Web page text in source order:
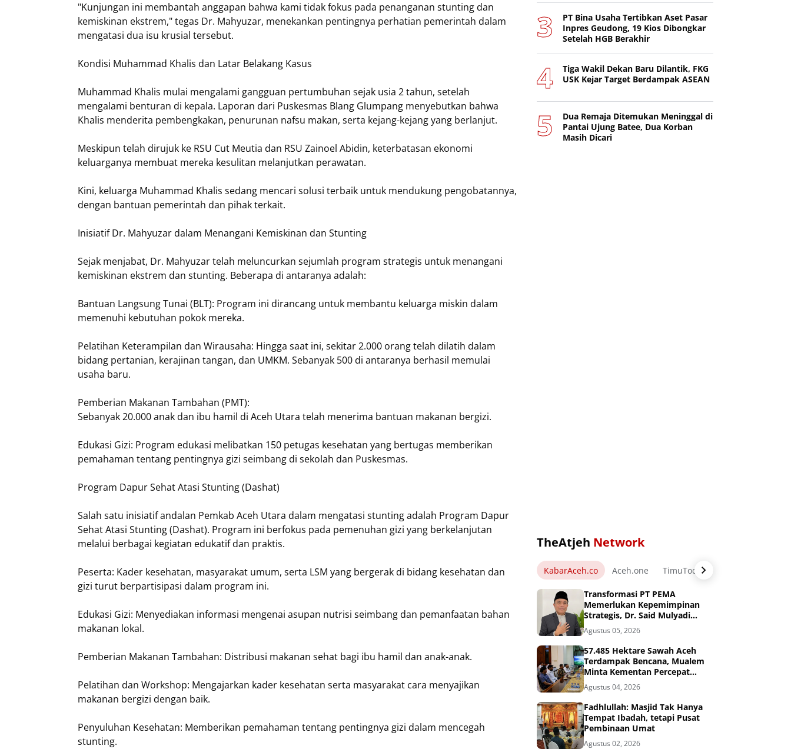
"Kunjungan ini membantah anggapan bahwa kami tidak fokus pada penanganan stunting dan
kemiskinan ekstrem," tegas Dr. Mahyuzar, menekankan pentingnya perhatian pemerintah dalam
mengatasi dua isu krusial tersebut.
Kondisi Muhammad Khalis dan Latar Belakang Kasus
Muhammad Khalis mulai mengalami gangguan pertumbuhan sejak usia 2 tahun, setelah
mengalami benturan di kepala. Laporan dari Puskesmas Blang Glumpang menyebutkan bahwa
Khalis menderita pembengkakan, penurunan nafsu makan, serta kejang-kejang yang berlanjut.
Meskipun telah dirujuk ke RSU Cut Meutia dan RSU Zainoel Abidin, keterbatasan ekonomi
keluarganya membuat mereka kesulitan melanjutkan perawatan.
Kini, keluarga Muhammad Khalis sedang mencari solusi terbaik untuk mendukung pengobatannya,
dengan bantuan pemerintah dan pihak terkait.
Inisiatif Dr. Mahyuzar dalam Menangani Kemiskinan dan Stunting
Sejak menjabat, Dr. Mahyuzar telah meluncurkan sejumlah program strategis untuk menangani
kemiskinan ekstrem dan stunting. Beberapa di antaranya adalah:
Bantuan Langsung Tunai (BLT): Program ini dirancang untuk membantu keluarga miskin dalam
memenuhi kebutuhan pokok mereka.
Pelatihan Keterampilan dan Wirausaha: Hingga saat ini, sekitar 2.000 orang telah dilatih dalam
bidang pertanian, kerajinan tangan, dan UMKM. Sebanyak 500 di antaranya berhasil memulai
usaha baru.
Pemberian Makanan Tambahan (PMT):
Sebanyak 20.000 anak dan ibu hamil di Aceh Utara telah menerima bantuan makanan bergizi.
Edukasi Gizi: Program edukasi melibatkan 150 petugas kesehatan yang bertugas memberikan
pemahaman tentang pentingnya gizi seimbang di sekolah dan Puskesmas.
Program Dapur Sehat Atasi Stunting (Dashat)
Salah satu inisiatif andalan Pemkab Aceh Utara dalam mengatasi stunting adalah Program Dapur
Sehat Atasi Stunting (Dashat). Program ini berfokus pada pemenuhan gizi yang berkelanjutan
melalui berbagai kegiatan edukatif dan praktis.
Peserta: Kader kesehatan, masyarakat umum, serta LSM yang bergerak di bidang kesehatan dan
gizi turut berpartisipasi dalam program ini.
Edukasi Gizi: Menyediakan informasi mengenai asupan nutrisi seimbang dan pemanfaatan bahan
makanan lokal.
Pemberian Makanan Tambahan: Distribusi makanan sehat bagi ibu hamil dan anak-anak.
Pelatihan dan Workshop: Mengajarkan kader kesehatan serta masyarakat cara menyajikan
makanan bergizi dengan baik.
Penyuluhan Kesehatan: Memberikan pemahaman tentang pentingnya gizi dalam mencegah
stunting.
PT Bina Usaha Tertibkan Aset Pasar
Inpres Geudong, 19 Kios Dibongkar
Setelah HGB Berakhir
Tiga Wakil Dekan Baru Dilantik, FKG
USK Kejar Target Berdampak ASEAN
Dua Remaja Ditemukan Meninggal di
Pantai Ujung Batee, Dua Korban
Masih Dicari
TheAtjeh Network
KabarAceh.co Aceh.one TimuToday.com
Transformasi PT PEMA
Memerlukan Kepemimpinan
Strategis, Dr. Said Mulyadi
Dinilai Memenuhi Kriteria
Agustus 05, 2026
57.485 Hektare Sawah Aceh
Terdampak Bencana, Mualem
Minta Kementan Percepat
Pemulihan
Agustus 04, 2026
Fadhlullah: Masjid Tak Hanya
Tempat Ibadah, tetapi Pusat
Pembinaan Umat
Agustus 02, 2026